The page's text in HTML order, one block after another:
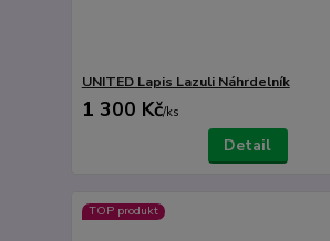
UNITED Lapis Lazuli Náhrdelník
1 300 Kč/ks
Detail
TOP produkt